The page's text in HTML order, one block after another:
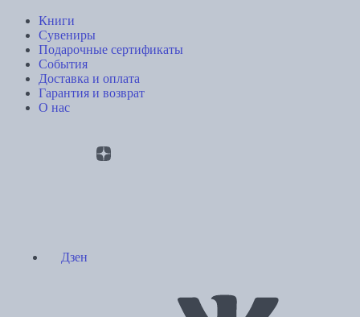
Книги
Сувениры
Подарочные сертификаты
События
Доставка и оплата
Гарантия и возврат
О нас
Дзен